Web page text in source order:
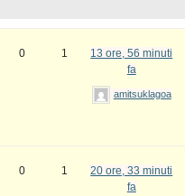
0 1
13 ore, 56 minuti
fa
amitsuklagoa
0 1
20 ore, 33 minuti
fa